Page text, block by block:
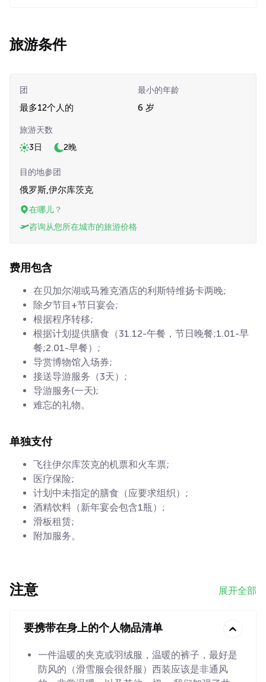
旅游条件
团
最多12个人的
最小的年龄
6 岁
旅游天数
3日
2晚
目的地参团
俄罗斯,伊尔库茨克
在哪儿？
咨询从您所在城市的旅游价格
费用包含
在贝加尔湖或马雅克酒店的利斯特维扬卡两晚;
除夕节目+节日宴会;
根据程序转移;
根据计划提供膳食（31.12-午餐，节日晚餐;1.01-早
餐;2.01-早餐）;
导赏博物馆入场券;
接送导游服务（3天）;
导游服务(一天);
难忘的礼物。
单独支付
飞往伊尔库茨克的机票和火车票;
医疗保险;
计划中未指定的膳食（应要求组织）;
酒精饮料（新年宴会包含1瓶）;
滑板租赁;
附加服务。
注意 展开全部
要携带在身上的个人物品清单
一件温暖的夹克或羽绒服，温暖的裤子，最好是
防风的（滑雪服会很舒服）西装应该是非通风